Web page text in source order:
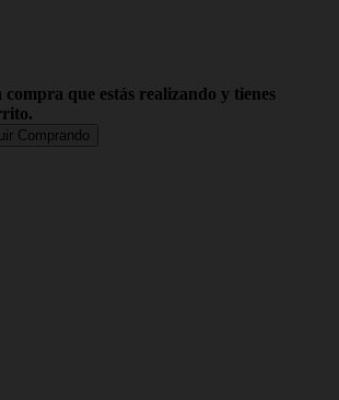
que estás realizando y tienes
Comprando